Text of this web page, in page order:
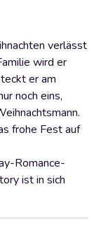
verlässt
wird er
er am
noch eins,
frohe Fest auf
Romance-
ist in sich